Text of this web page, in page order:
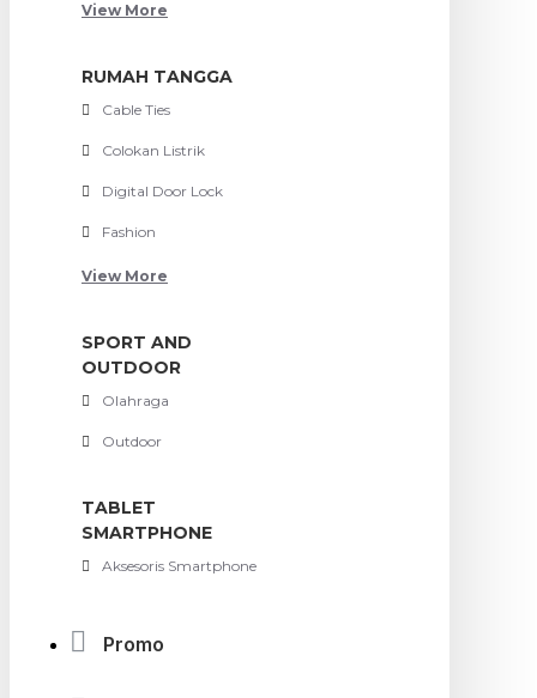
View More
RUMAH TANGGA
Cable Ties
Colokan Listrik
Digital Door Lock
Fashion
View More
SPORT AND
OUTDOOR
Olahraga
Outdoor
TABLET
SMARTPHONE
Aksesoris Smartphone
Promo